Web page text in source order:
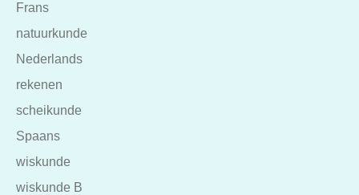
Frans
natuurkunde
Nederlands
rekenen
scheikunde
Spaans
wiskunde
wiskunde B